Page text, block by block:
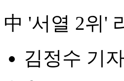
中 '서열 2위'
김정수 기자